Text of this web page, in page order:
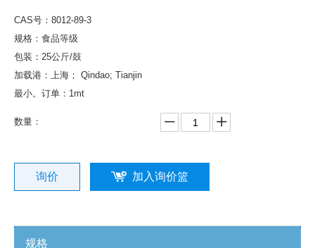
CAS号：8012-89-3
规格：食品等级
包装：25公斤/鼓
加载港：上海； Qindao; Tianjin
最小。订单：1mt
数量：
询价 加入询价篮
规格